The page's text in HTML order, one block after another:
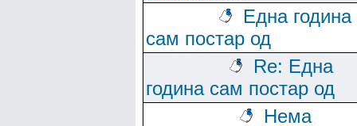
Една година
сам постар од
Re: Една
година сам постар од
Нема